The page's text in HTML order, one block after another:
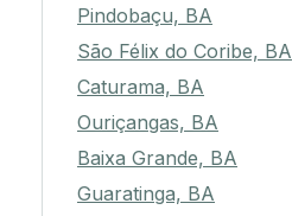
Pindobaçu, BA
São Félix do Coribe, BA
Caturama, BA
Ouriçangas, BA
Baixa Grande, BA
Guaratinga, BA